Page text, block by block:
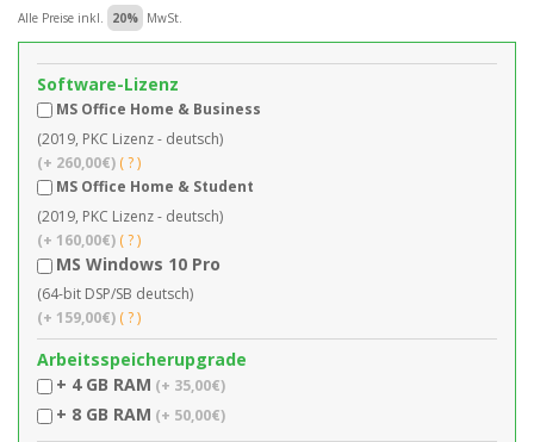
Alle Preise inkl. 20% MwSt.
Software-Lizenz
MS Office Home & Business
(2019, PKC Lizenz - deutsch)
(+ 260,00€) ( ? )
MS Office Home & Student
(2019, PKC Lizenz - deutsch)
(+ 160,00€) ( ? )
MS Windows 10 Pro
(64-bit DSP/SB deutsch)
(+ 159,00€) ( ? )
Arbeitsspeicherupgrade
+ 4 GB RAM (+ 35,00€)
+ 8 GB RAM (+ 50,00€)